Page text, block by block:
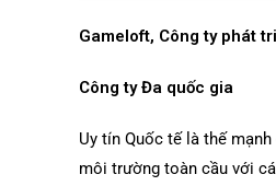
Gameloft, Công ty phát
Công ty Đa quốc gia
Uy tín Quốc tế là thế
môi trường toàn cầu với